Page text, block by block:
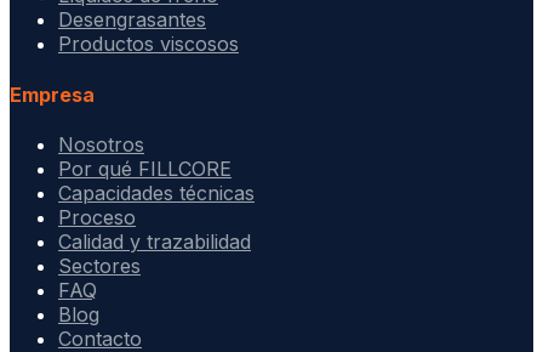
Desengrasantes
Productos viscosos
Empresa
Nosotros
Por qué FILLCORE
Capacidades técnicas
Proceso
Calidad y trazabilidad
Sectores
FAQ
Blog
Contacto